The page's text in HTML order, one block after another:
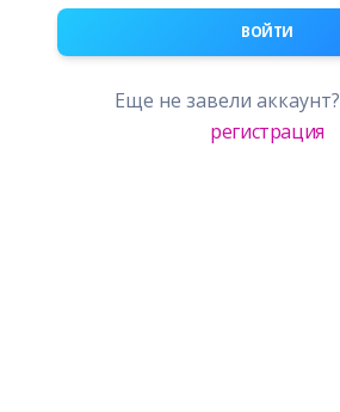
ВОЙТИ
Еще не завели аккаунт?
регистрация